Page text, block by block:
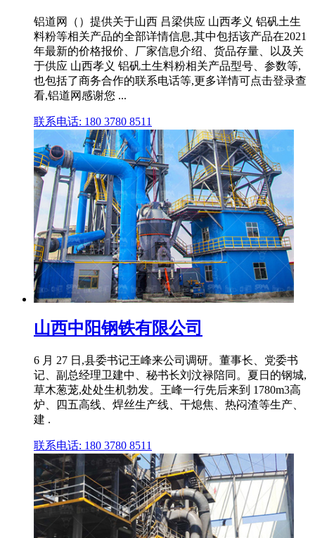
铝道网（）提供关于山西 吕梁供应 山西孝义 铝矾土生
料粉等相关产品的全部详情信息,其中包括该产品在2021
年最新的价格报价、厂家信息介绍、货品存量、以及关
于供应 山西孝义 铝矾土生料粉相关产品型号、参数等,
也包括了商务合作的联系电话等,更多详情可点击登录查
看,铝道网感谢您 ...
联系电话: 180 3780 8511
山西中阳钢铁有限公司
6 月 27 日,县委书记王峰来公司调研。董事长、党委书
记、副总经理卫建中、秘书长刘汶禄陪同。夏日的钢城,
草木葱茏,处处生机勃发。王峰一行先后来到 1780m3高
炉、四五高线、焊丝生产线、干熄焦、热闷渣等生产、
建 .
联系电话: 180 3780 8511